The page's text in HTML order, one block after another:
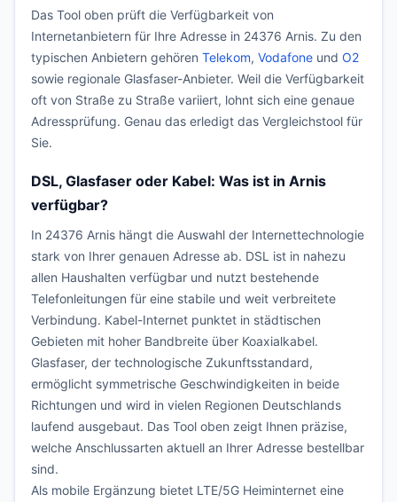
Das Tool oben prüft die Verfügbarkeit von
Internetanbietern für Ihre Adresse in 24376 Arnis. Zu den
typischen Anbietern gehören Telekom, Vodafone und O2
sowie regionale Glasfaser-Anbieter. Weil die Verfügbarkeit
oft von Straße zu Straße variiert, lohnt sich eine genaue
Adressprüfung. Genau das erledigt das Vergleichstool für
Sie.
DSL, Glasfaser oder Kabel: Was ist in Arnis
verfügbar?
In 24376 Arnis hängt die Auswahl der Internettechnologie
stark von Ihrer genauen Adresse ab. DSL ist in nahezu
allen Haushalten verfügbar und nutzt bestehende
Telefonleitungen für eine stabile und weit verbreitete
Verbindung. Kabel-Internet punktet in städtischen
Gebieten mit hoher Bandbreite über Koaxialkabel.
Glasfaser, der technologische Zukunftsstandard,
ermöglicht symmetrische Geschwindigkeiten in beide
Richtungen und wird in vielen Regionen Deutschlands
laufend ausgebaut. Das Tool oben zeigt Ihnen präzise,
welche Anschlussarten aktuell an Ihrer Adresse bestellbar
sind.
Als mobile Ergänzung bietet LTE/5G Heiminternet eine